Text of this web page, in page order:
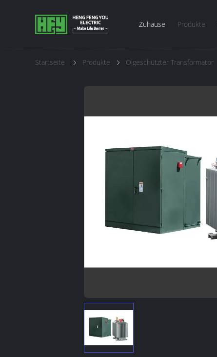
Zuhause Produkte
Startseite Produkte Ölgeschützter Transformator